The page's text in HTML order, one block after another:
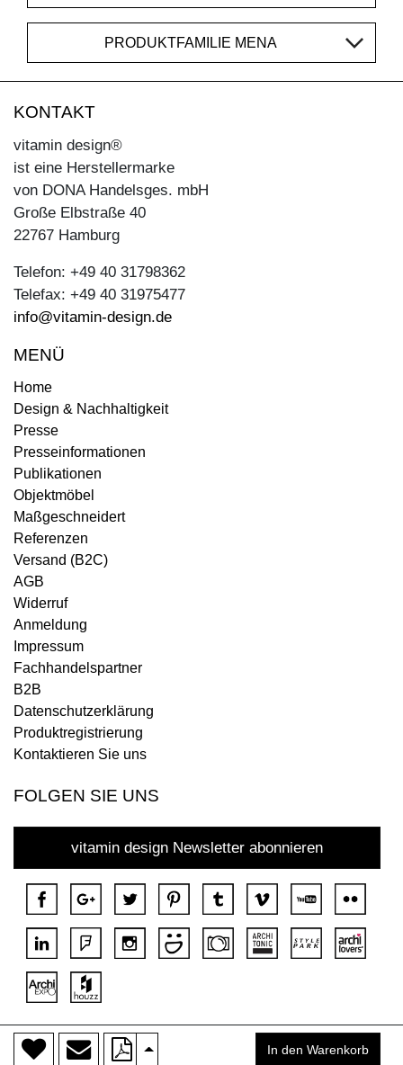
> In den Warenkorb
PRODUKTFAMILIE MENA
KONTAKT
vitamin design®
ist eine Herstellermarke
von DONA Handelsges. mbH
Große Elbstraße 40
22767 Hamburg
Telefon: +49 40 31798362
Telefax: +49 40 31975477
info@vitamin-design.de
MENÜ
Home
Design & Nachhaltigkeit
Presse
Presseinformationen
Publikationen
Objektmöbel
Maßgeschneidert
Referenzen
Versand (B2C)
AGB
Widerruf
Anmeldung
Impressum
Fachhandelspartner
B2B
Datenschutzerklärung
Produktregistrierung
Kontaktieren Sie uns
FOLGEN SIE UNS
vitamin design Newsletter abonnieren
Copyright © 2018 DONA Alle Rechte vorbehalten.